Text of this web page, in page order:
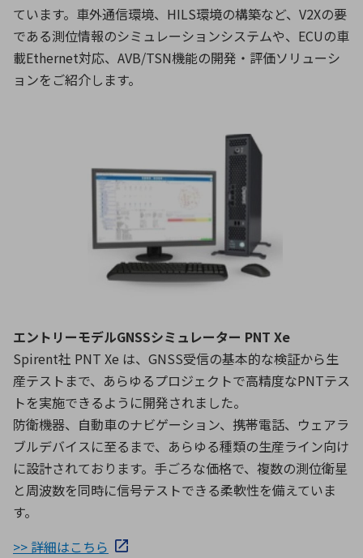
ています。車外通信環境、HILS環境の構築など、V2Xの要
である測位情報のシミュレーションシステムや、ECUの車
載Ethernet対応、AVB/TSN機能の開発・評価ソリューシ
ョンをご紹介します。
エントリーモデルGNSSシミュレーター PNT Xe
Spirent社 PNT Xe は、GNSS受信の基本的な検証から生
産テストまで、あらゆるプロジェクトで高精度なPNTテス
トを実施できるように開発されました。
防衛機器、自動車のナビゲーション、携帯電話、ウェアラ
ブルデバイスに至るまで、あらゆる種類の生産ライン向け
に設計されております。手ごろな価格で、複数の測位衛星
と周波数を同時に信号テストできる柔軟性を備えていま
す。
>> 詳細はこちら